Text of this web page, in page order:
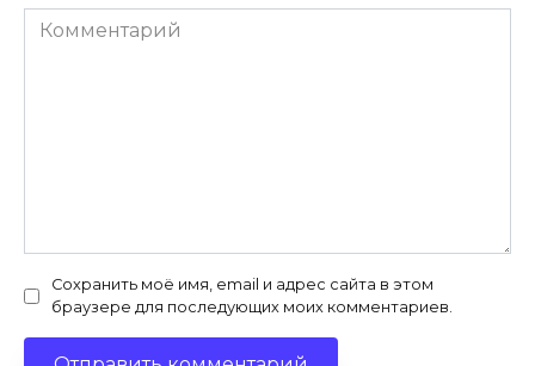
Комментарий
Сохранить моё имя, email и адрес сайта в этом
браузере для последующих моих комментариев.